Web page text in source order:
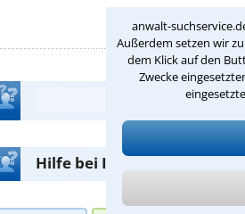
anwalt-
Außerdem setzen wir
dem Klick auf den
Zwecke
Hilfe bei Ihrer